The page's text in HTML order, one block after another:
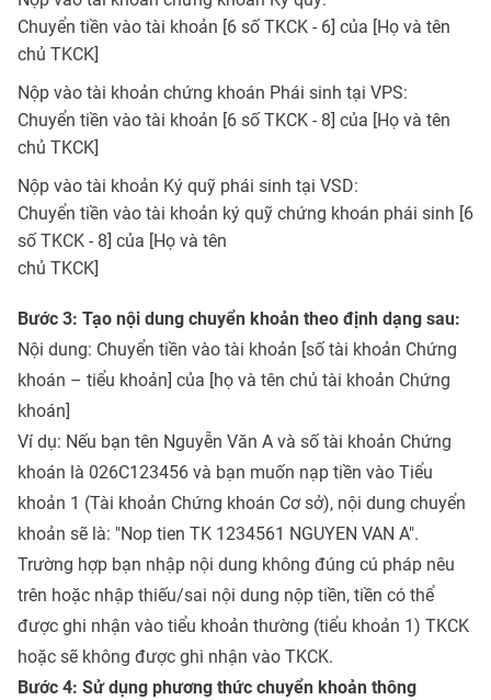
Chuyển tiền vào tài khoản [6 số TKCK - 6] của [Họ và tên
chủ TKCK]
Nộp vào tài khoản chứng khoán Phái sinh tại VPS:
Chuyển tiền vào tài khoản [6 số TKCK - 8] của [Họ và tên
chủ TKCK]
Nộp vào tài khoản Ký quỹ phái sinh tại VSD:
Chuyển tiền vào tài khoản ký quỹ chứng khoán phái sinh [6
số TKCK - 8] của [Họ và tên
chủ TKCK]
Bước 3: Tạo nội dung chuyển khoản theo định dạng sau:
Nội dung: Chuyển tiền vào tài khoản [số tài khoản Chứng
khoán – tiểu khoản] của [họ và tên chủ tài khoản Chứng
khoán]
Ví dụ: Nếu bạn tên Nguyễn Văn A và số tài khoản Chứng
khoán là 026C123456 và bạn muốn nạp tiền vào Tiểu
khoản 1 (Tài khoản Chứng khoán Cơ sở), nội dung chuyển
khoản sẽ là: "Nop tien TK 1234561 NGUYEN VAN A".
Trường hợp bạn nhập nội dung không đúng cú pháp nêu
trên hoặc nhập thiếu/sai nội dung nộp tiền, tiền có thể
được ghi nhận vào tiểu khoản thường (tiểu khoản 1) TKCK
hoặc sẽ không được ghi nhận vào TKCK.
Bước 4: Sử dụng phương thức chuyển khoản thông